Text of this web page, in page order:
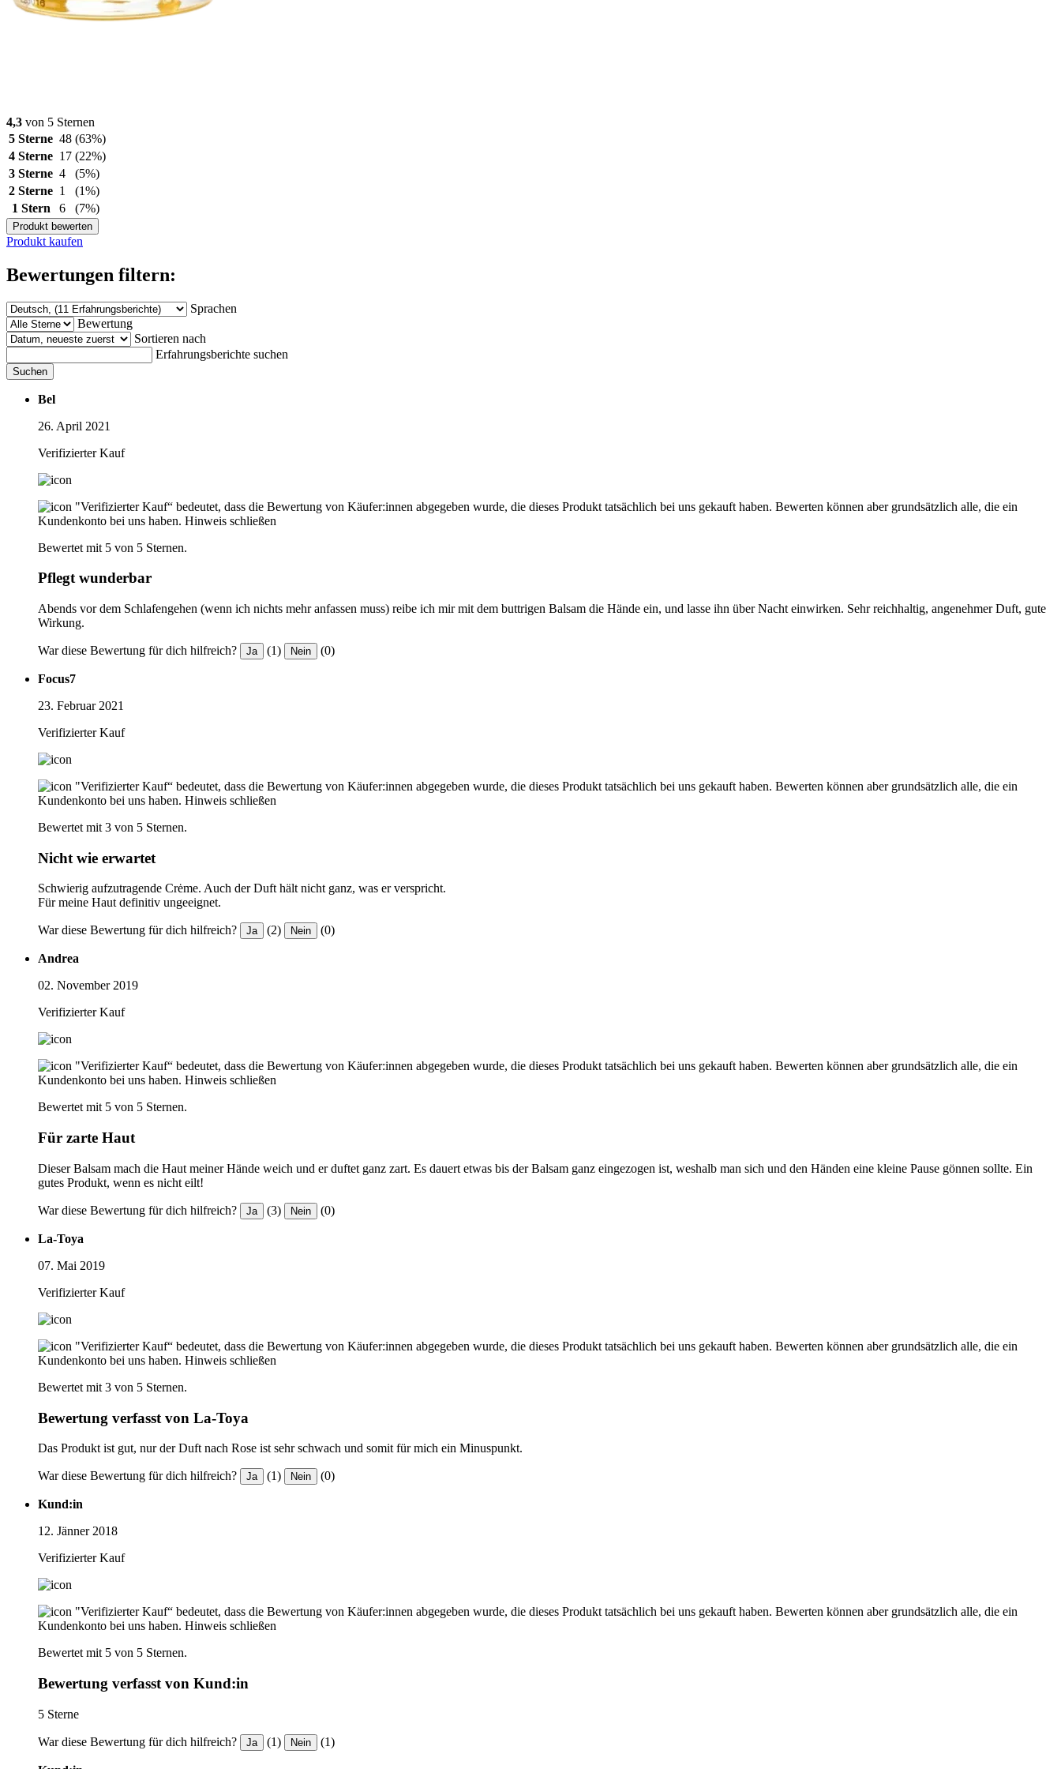
4,3 von 5 Sternen
5 Sterne 48 (63%)
4 Sterne 17 (22%)
3 Sterne 4
(5%)
2 Sterne 1
(1%)
1 Stern
6 (7%)
Produkt bewerten
Produkt kaufen
Bewertungen filtern:
Sprachen
Bewertung
Sortieren nach
Erfahrungsberichte suchen
Suchen
Bel
26. April 2021
Verifizierter Kauf
"Verifizierter Kauf“ bedeutet, dass die Bewertung von Käufer:innen abgegeben wurde, die dieses Produkt tatsächlich bei uns gekauft haben. Bewerten können aber grundsätzlich alle, die ein
Kundenkonto bei uns haben. Hinweis schließen
Bewertet mit 5 von 5 Sternen.
Pflegt wunderbar
Abends vor dem Schlafengehen (wenn ich nichts mehr anfassen muss) reibe ich mir mit dem buttrigen Balsam die Hände ein, und lasse ihn über Nacht einwirken. Sehr reichhaltig, angenehmer Duft, gute
Wirkung.
War diese Bewertung für dich hilfreich? Ja (1) Nein (0)
Focus7
23. Februar 2021
Verifizierter Kauf
"Verifizierter Kauf“ bedeutet, dass die Bewertung von Käufer:innen abgegeben wurde, die dieses Produkt tatsächlich bei uns gekauft haben. Bewerten können aber grundsätzlich alle, die ein
Kundenkonto bei uns haben. Hinweis schließen
Bewertet mit 3 von 5 Sternen.
Nicht wie erwartet
Schwierig aufzutragende Crėme. Auch der Duft hält nicht ganz, was er verspricht.
Für meine Haut definitiv ungeeignet.
War diese Bewertung für dich hilfreich? Ja (2) Nein (0)
Andrea
02. November 2019
Verifizierter Kauf
"Verifizierter Kauf“ bedeutet, dass die Bewertung von Käufer:innen abgegeben wurde, die dieses Produkt tatsächlich bei uns gekauft haben. Bewerten können aber grundsätzlich alle, die ein
Kundenkonto bei uns haben. Hinweis schließen
Bewertet mit 5 von 5 Sternen.
Für zarte Haut
Dieser Balsam mach die Haut meiner Hände weich und er duftet ganz zart. Es dauert etwas bis der Balsam ganz eingezogen ist, weshalb man sich und den Händen eine kleine Pause gönnen sollte. Ein
gutes Produkt, wenn es nicht eilt!
War diese Bewertung für dich hilfreich? Ja (3) Nein (0)
La-Toya
07. Mai 2019
Verifizierter Kauf
"Verifizierter Kauf“ bedeutet, dass die Bewertung von Käufer:innen abgegeben wurde, die dieses Produkt tatsächlich bei uns gekauft haben. Bewerten können aber grundsätzlich alle, die ein
Kundenkonto bei uns haben. Hinweis schließen
Bewertet mit 3 von 5 Sternen.
Bewertung verfasst von La-Toya
Das Produkt ist gut, nur der Duft nach Rose ist sehr schwach und somit für mich ein Minuspunkt.
War diese Bewertung für dich hilfreich? Ja (1) Nein (0)
Kund:in
12. Jänner 2018
Verifizierter Kauf
"Verifizierter Kauf“ bedeutet, dass die Bewertung von Käufer:innen abgegeben wurde, die dieses Produkt tatsächlich bei uns gekauft haben. Bewerten können aber grundsätzlich alle, die ein
Kundenkonto bei uns haben. Hinweis schließen
Bewertet mit 5 von 5 Sternen.
Bewertung verfasst von Kund:in
5 Sterne
War diese Bewertung für dich hilfreich? Ja (1) Nein (1)